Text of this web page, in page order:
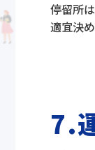
停留所
適宜決
7.